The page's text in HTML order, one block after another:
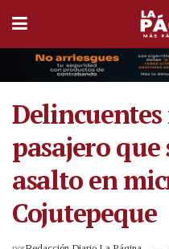
pasajero que
asalto en
Cojutepeque